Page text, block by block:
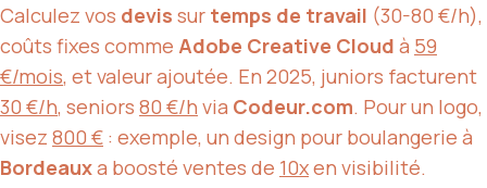
Calculez vos devis sur temps de travail (30-80 €/h),
coûts fixes comme Adobe Creative Cloud à 59
€/mois, et valeur ajoutée. En 2025, juniors facturent
30 €/h, seniors 80 €/h via Codeur.com. Pour un logo,
visez 800 € : exemple, un design pour boulangerie à
Bordeauxa boosté ventes de 10xen visibilité.